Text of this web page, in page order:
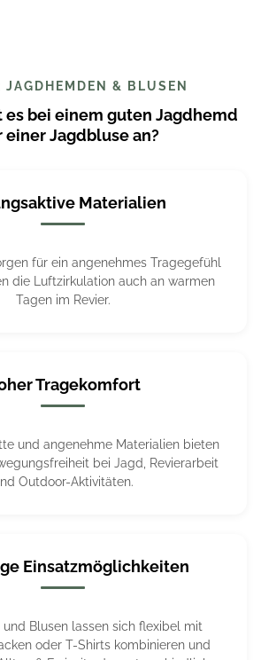
JAGDHEMDEN & BLUSEN
bei einem guten Jagdhemd
einer Jagdbluse an?
Materialien
für ein angenehmes Tragegefühl
die Luftzirkulation auch an warmen
Tagen im Revier.
Tragekomfort
und angenehme Materialien bieten
bei Jagd, Revierarbeit
Outdoor-Aktivitäten.
Einsatzmöglichkeiten
Blusen lassen sich flexibel mit
oder T-Shirts kombinieren und